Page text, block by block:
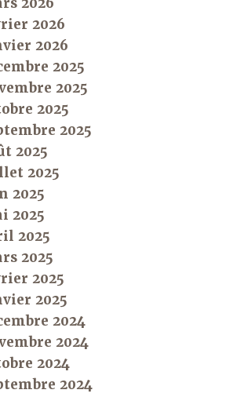
2026
2026
2025
2025
2025
2025
2025
2025
2025
2025
2025
2025
2025
2025
2024
2024
2024
2024